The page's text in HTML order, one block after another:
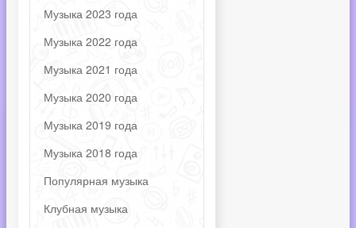
Музыка 2023 года
Музыка 2022 года
Музыка 2021 года
Музыка 2020 года
Музыка 2019 года
Музыка 2018 года
Популярная музыка
Клубная музыка